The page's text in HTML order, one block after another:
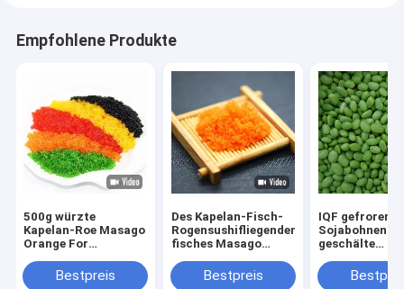
Empfohlene Produkte
500g würzte
Kapelan-Roe Masago
Orange For
Bestpreis
Des Kapelan-Fisch-
Rogensushifliegenden
fisches Masago
gefrorener Kapelan
Bestpreis
IQF gefrorene
Sojabohnen
geschälte
gefrorene
ohne Schoten